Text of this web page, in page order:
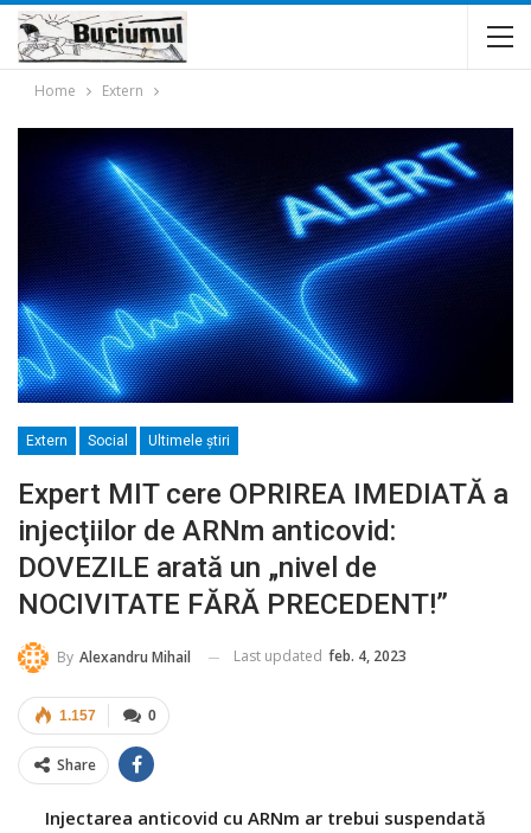
Home Extern
Extern Social Ultimele ştiri
Expert MIT cere OPRIREA IMEDIATĂ a
injecţiilor de ARNm anticovid:
DOVEZILE arată un „nivel de
NOCIVITATE FĂRĂ PRECEDENT!”
By Alexandru Mihail Last updated feb. 4, 2023
0
1.157
Share
Injectarea anticovid cu ARNm ar trebui suspendată